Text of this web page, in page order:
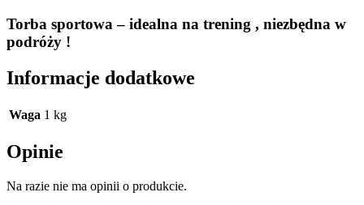
Torba sportowa – idealna na trening , niezbędna w
podróży !
Informacje dodatkowe
Waga 1 kg
Opinie
Na razie nie ma opinii o produkcie.